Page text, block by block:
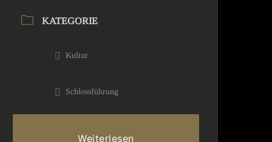
KATEGORIE
Kultur
Schlossführung
Weiterlesen